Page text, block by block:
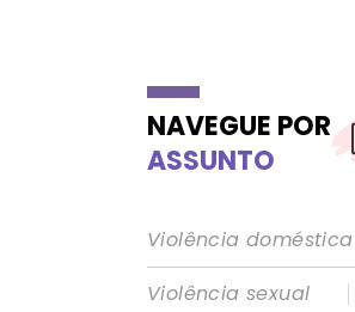
NAVEGUE POR
ASSUNTO
Violência
Violência sexual
|